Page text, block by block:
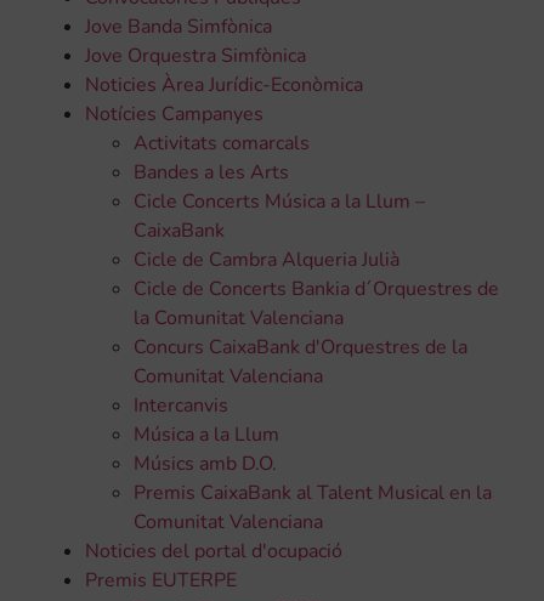
Jove Banda Simfònica
Jove Orquestra Simfònica
Noticies Àrea Jurídic-Econòmica
Notícies Campanyes
Activitats comarcals
Bandes a les Arts
Cicle Concerts Música a la Llum –
CaixaBank
Cicle de Cambra Alqueria Julià
Cicle de Concerts Bankia d´Orquestres de
la Comunitat Valenciana
Concurs CaixaBank d'Orquestres de la
Comunitat Valenciana
Intercanvis
Música a la Llum
Músics amb D.O.
Premis CaixaBank al Talent Musical en la
Comunitat Valenciana
Noticies del portal d'ocupació
Premis EUTERPE